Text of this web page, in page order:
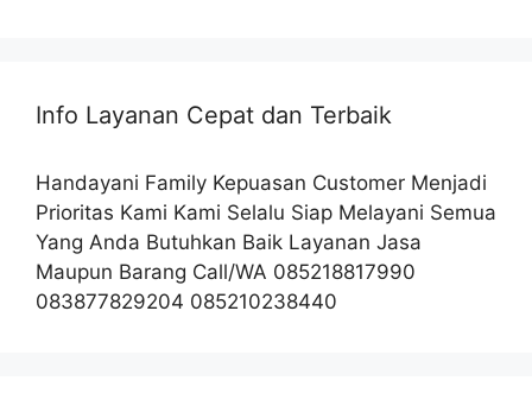
Info Layanan Cepat dan Terbaik
Handayani Family Kepuasan Customer Menjadi
Prioritas Kami Kami Selalu Siap Melayani Semua
Yang Anda Butuhkan Baik Layanan Jasa
Maupun Barang Call/WA 085218817990
083877829204 085210238440